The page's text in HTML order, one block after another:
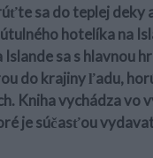
sa do teplej deky
hotelíka na
sa s hlavnou
do krajiny ľadu,
Kniha vychádza vo
je súčasťou